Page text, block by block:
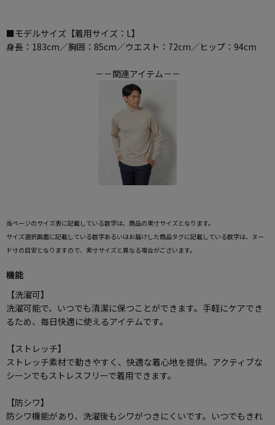
■モデルサイズ【着用サイズ：L】
身長：183cm／胸囲：85cm／ウエスト：72cm／ヒップ：94cm
－－関連アイテム－－
当ページのサイズ表に記載している数字は、商品の実寸サイズとなります。
サイズ選択画面に記載している数字あるいはお届けした商品タグに記載している数字は、ヌー
ド寸の目安となりますので、実寸サイズと異なる場合がございます。
機能
【洗濯可】
洗濯可能で、いつでも清潔に保つことができます。手軽にケアでき
るため、毎日快適に使えるアイテムです。
【ストレッチ】
ストレッチ素材で動きやすく、快適な着心地を提供。アクティブな
シーンでもストレスフリーで着用できます。
【防シワ】
防シワ機能があり、洗濯後もシワがつきにくいです。いつでもきれ